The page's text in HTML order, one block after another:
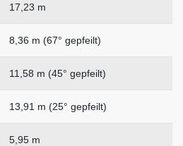
17,23 m
8,36 m (67° gepfeilt)
11,58 m (45° gepfeilt)
13,91 m (25° gepfeilt)
5,95 m